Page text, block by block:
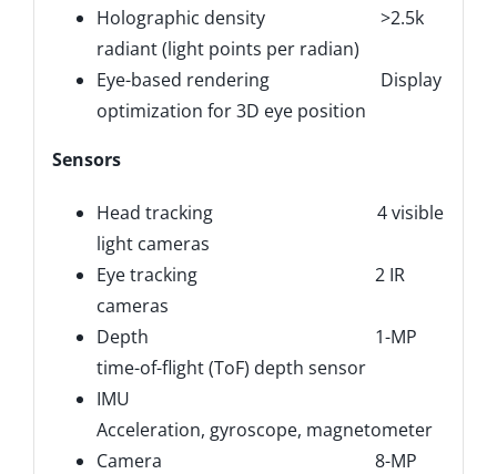
Holographic density >2.5k
radiant (light points per radian)
Eye-based rendering Display
optimization for 3D eye position
Sensors
Head tracking 4 visible
light cameras
Eye tracking 2 IR
cameras
Depth 1-MP
time-of-flight (ToF) depth sensor
IMU
Acceleration, gyroscope, magnetometer
Camera 8-MP